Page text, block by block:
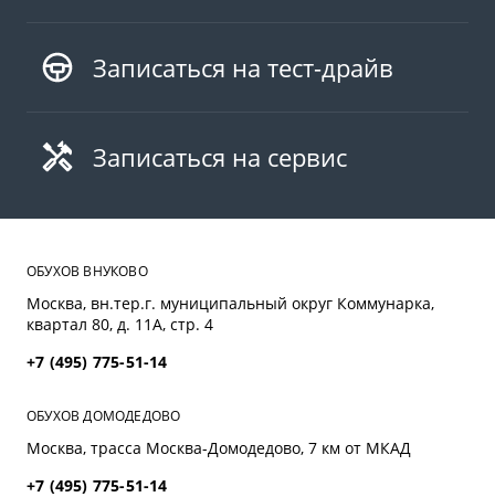
Записаться на тест-драйв
Записаться на сервис
ОБУХОВ ВНУКОВО
Москва, вн.тер.г. муниципальный округ Коммунарка,
квартал 80, д. 11А, стр. 4
+7 (495) 775-51-14
ОБУХОВ ДОМОДЕДОВО
Москва, трасса Mосква-Домодедово, 7 км от МКАД
+7 (495) 775-51-14